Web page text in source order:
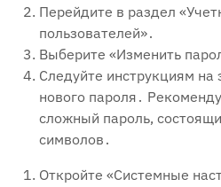
Перейдите в раздел
пользователей»․
Выберите «Изменить
Следуйте инструкциям на
нового пароля․
сложный пароль‚
символов․
Откройте «Системные